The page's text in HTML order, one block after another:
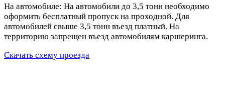
На автомобиле: На автомобили до 3,5 тонн необходимо
оформить бесплатный пропуск на проходной. Для
автомобилей свыше 3,5 тонн въезд платный. На
территорию запрещен въезд автомобилям каршеринга.
Скачать схему проезда